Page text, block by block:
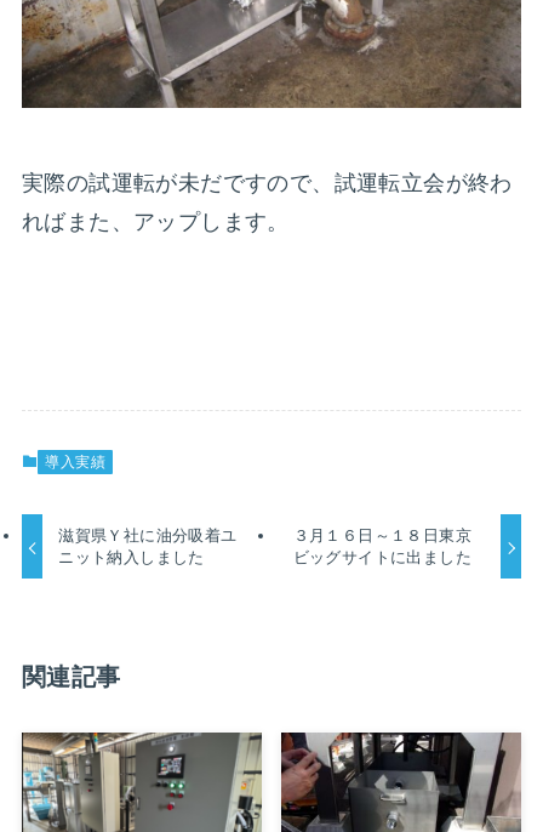
実際の試運転が未だですので、試運転立会が終わ
ればまた、アップします。
導入実績
滋賀県Ｙ社に油分吸着ユ
ニット納入しました
３月１６日～１８日東京
ビッグサイトに出ました
関連記事